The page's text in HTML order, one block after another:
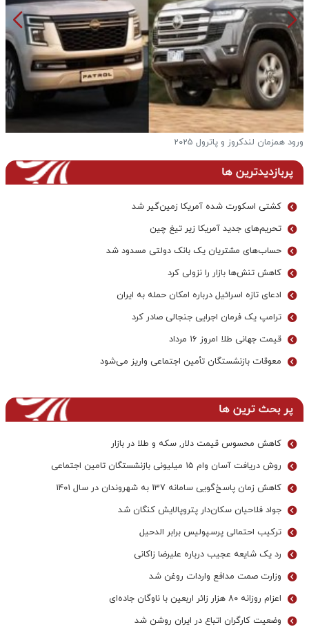
ورود همزمان لندکروز و پاترول ۲۰۲۵
پربازدیدترین ها
کشتی اسکورت شده آمریکا زمین‌گیر شد
تحریم‌های جدید آمریکا زیر تیغ چین
حساب‌های مشتریان یک بانک‌ دولتی مسدود شد
کاهش تنش‌ها بازار را نزولی کرد
ادعای تازه اسرائیل درباره امکان حمله به ایران
ترامپ یک فرمان اجرایی جنجالی صادر کرد
قیمت جهانی طلا امروز ۱۶ مرداد
معوقات بازنشستگان تأمین اجتماعی واریز می‌شود
پر بحث ترین ها
کاهش محسوس قیمت دلار, سکه و طلا در بازار
روش دریافت آسان وام ۱۵ میلیونی بازنشستگان تامین اجتماعی
کاهش زمان پاسخ‌گویی سامانه 137 به شهروندان در سال ۱۴۰۱
جواد فلاحیان سکان‌دار پتروپالایش کنگان شد
ترکیب احتمالی پرسپولیس برابر الدحیل
رد یک شایعه عجیب درباره علیرضا زاکانی
وزارت صمت مدافع واردات روغن شد
اعزام روزانه ۸۰ هزار زائر اربعین با ناوگان جاده‌ای
وضعیت کارگران اتباع در ایران روشن شد